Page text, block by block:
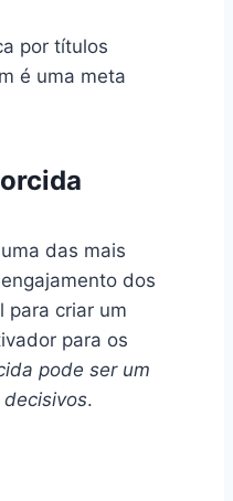
por títulos
é uma meta
das mais
dos
para criar um
para os
pode ser um
.